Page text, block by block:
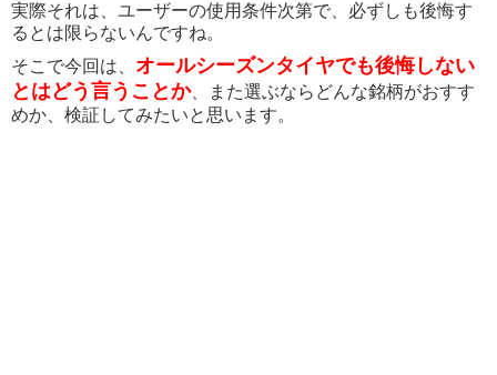
実際それは、ユーザーの使用条件次第で、必ずしも後悔す
るとは限らないんですね。
そこで今回は、 オールシーズンタイヤでも後悔しない
とはどう言うことか、また選ぶならどんな銘柄がおすす
めか、検証してみたいと思います。